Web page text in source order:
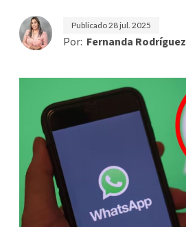
Publicado28 jul. 2025
Por: Fernanda Rodríguez